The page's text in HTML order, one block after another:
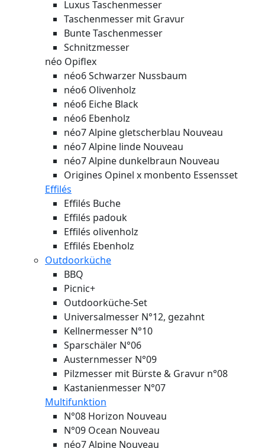
Luxus Taschenmesser
Taschenmesser mit Gravur
Bunte Taschenmesser
Schnitzmesser
néo Opiflex
néo6 Schwarzer Nussbaum
néo6 Olivenholz
néo6 Eiche Black
néo6 Ebenholz
néo7 Alpine gletscherblau Nouveau
néo7 Alpine linde Nouveau
néo7 Alpine dunkelbraun Nouveau
Origines Opinel x monbento Essensset
Effilés
Effilés Buche
Effilés padouk
Effilés olivenholz
Effilés Ebenholz
Outdoorküche
BBQ
Picnic+
Outdoorküche-Set
Universalmesser N°12, gezahnt
Kellnermesser N°10
Sparschäler N°06
Austernmesser N°09
Pilzmesser mit Bürste & Gravur n°08
Kastanienmesser N°07
Multifunktion
N°08 Horizon Nouveau
N°09 Ocean Nouveau
néo7 Alpine Nouveau